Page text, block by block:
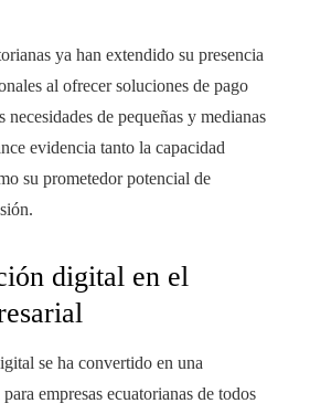
ya han extendido su presencia
al ofrecer soluciones de pago
necesidades de pequeñas y medianas
evidencia tanto la capacidad
su prometedor potencial de
digital en el
se ha convertido en una
empresas ecuatorianas de todos